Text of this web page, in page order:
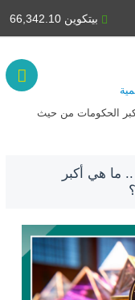
بيتكوين 66,342.10
الحكومات من حيث
ما هي أكبر